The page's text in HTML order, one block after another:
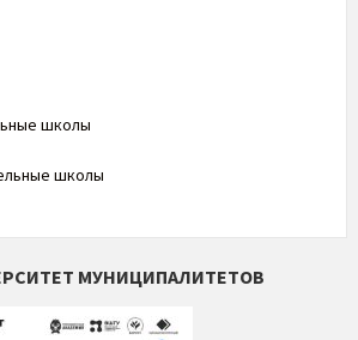
школы
школы
МУНИЦИПАЛИТЕТОВ